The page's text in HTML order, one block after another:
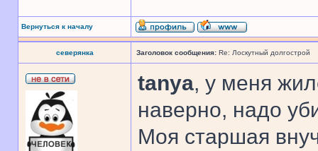
Вернуться к началу
северянка Заголовок сообщения: Re: Лоскутный долгострой
tanya, у меня
наверно, надо
Моя старшая